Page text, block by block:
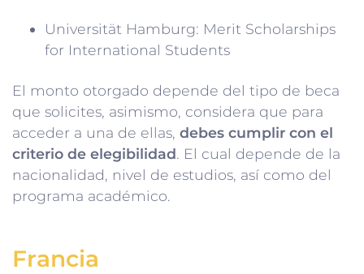
Universität Hamburg: Merit Scholarships
for International Students
El monto otorgado depende del tipo de beca
que solicites, asimismo, considera que para
acceder a una de ellas, debes cumplir con el
criterio de elegibilidad. El cual depende de la
nacionalidad, nivel de estudios, así como del
programa académico.
Francia